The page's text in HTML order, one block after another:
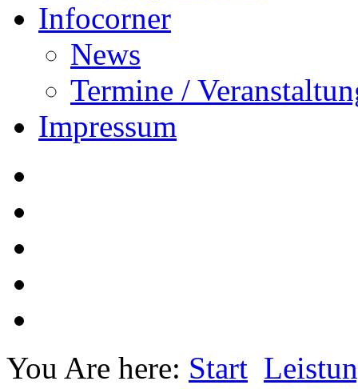
Infocorner
News
Termine /
Impressum
You Are here: Start